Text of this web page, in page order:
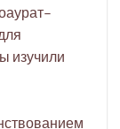
изучили